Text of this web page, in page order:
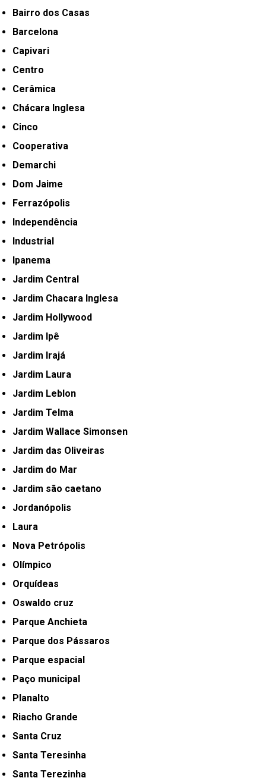
Bairro dos Casas
Barcelona
Capivari
Centro
Cerâmica
Chácara Inglesa
Cinco
Cooperativa
Demarchi
Dom Jaime
Ferrazópolis
Independência
Industrial
Ipanema
Jardim Central
Jardim Chacara Inglesa
Jardim Hollywood
Jardim Ipê
Jardim Irajá
Jardim Laura
Jardim Leblon
Jardim Telma
Jardim Wallace Simonsen
Jardim das Oliveiras
Jardim do Mar
Jardim são caetano
Jordanópolis
Laura
Nova Petrópolis
Olímpico
Orquídeas
Oswaldo cruz
Parque Anchieta
Parque dos Pássaros
Parque espacial
Paço municipal
Planalto
Riacho Grande
Santa Cruz
Santa Teresinha
Santa Terezinha